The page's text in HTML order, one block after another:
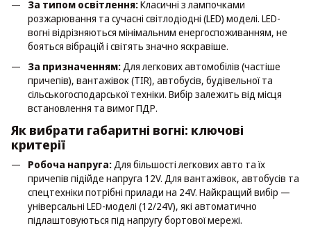
За типом освітлення:Класичні з лампочками
розжарювання та сучасні світлодіодні (LED) моделі. LED-
вогні відрізняються мінімальним енергоспоживанням, не
бояться вібрацій і світять значно яскравіше.
За призначенням: Для легкових автомобілів (частіше
причепів), вантажівок (TIR), автобусів, будівельної та
сільськогосподарської техніки. Вибір залежить від місця
встановлення та вимог ПДР.
Як вибрати габаритні вогні: ключові
критерії
Робоча напруга:Для більшості легкових авто та їх
причепів підійде напруга 12V. Для вантажівок, автобусів та
спецтехніки потрібні прилади на 24V. Найкращий вибір —
універсальні LED-моделі (12/24V), які автоматично
підлаштовуються під напругу бортової мережі.